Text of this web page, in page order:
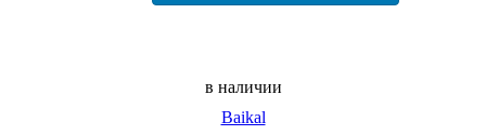
в наличии
Baikal